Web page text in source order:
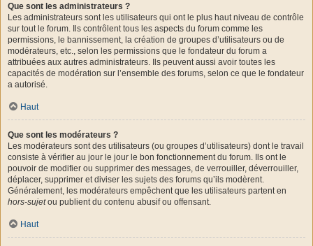
Que sont les administrateurs ?
Les administrateurs sont les utilisateurs qui ont le plus haut niveau de contrôle
sur tout le forum. Ils contrôlent tous les aspects du forum comme les
permissions, le bannissement, la création de groupes d’utilisateurs ou de
modérateurs, etc., selon les permissions que le fondateur du forum a
attribuées aux autres administrateurs. Ils peuvent aussi avoir toutes les
capacités de modération sur l’ensemble des forums, selon ce que le fondateur
a autorisé.
Haut
Que sont les modérateurs ?
Les modérateurs sont des utilisateurs (ou groupes d’utilisateurs) dont le travail
consiste à vérifier au jour le jour le bon fonctionnement du forum. Ils ont le
pouvoir de modifier ou supprimer des messages, de verrouiller, déverrouiller,
déplacer, supprimer et diviser les sujets des forums qu’ils modèrent.
Généralement, les modérateurs empêchent que les utilisateurs partent en
hors-sujetou publient du contenu abusif ou offensant.
Haut